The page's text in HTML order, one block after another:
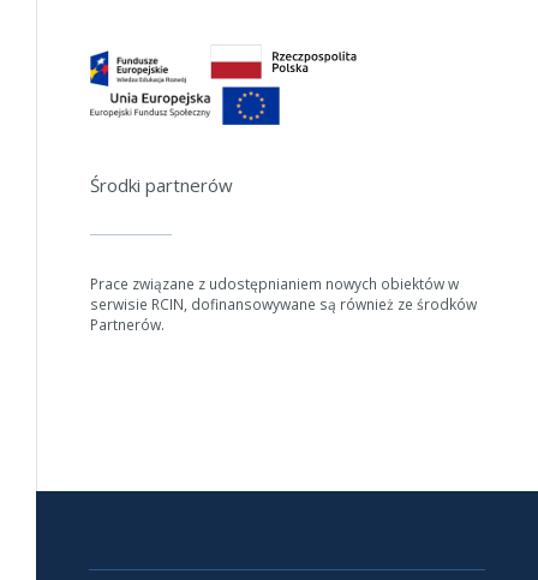
Środki partnerów
Prace związane z udostępnianiem nowych obiektów w
serwisie RCIN, dofinansowywane są również ze środków
Partnerów.